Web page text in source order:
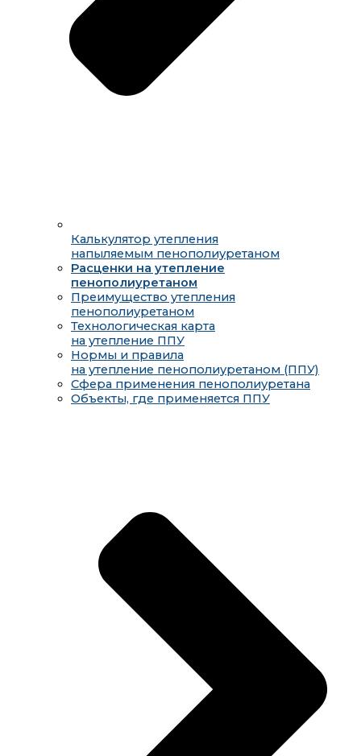
Калькулятор утепления
напыляемым пенополиуретаном
Расценки на утепление
пенополиуретаном
Преимущество утепления
пенополиуретаном
Технологическая карта
на утепление ППУ
Нормы и правила
на утепление пенополиуретаном (ППУ)
Сфера применения пенополиуретана
Объекты, где применяется ППУ